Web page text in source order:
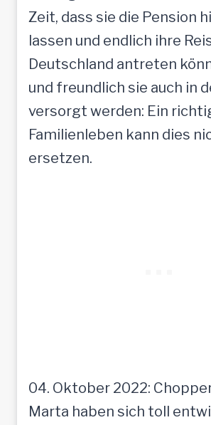
Zeit, dass sie die Pension
lassen und endlich ihre
Deutschland antreten
und freundlich sie auch in
versorgt werden: Ein
Familienleben kann dies
ersetzen.
04. Oktober 2022:
Marta haben sich toll